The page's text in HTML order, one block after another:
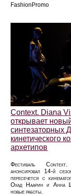
FashionPromo
Context. Diana
открывает
синтезаторных
кинетического
архетипов
Фестиваль
анонсировал 14-й
пересечется с
Охад Наарин и Анна
новые работы.